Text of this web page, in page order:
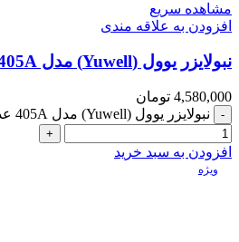
مشاهده سریع
افزودن به علاقه مندی
نبولایزر یوول (Yuwell) مدل 405A
4,580,000 تومان
نبولایزر یوول (Yuwell) مدل 405A عدد
افزودن به سبد خرید
ویژه